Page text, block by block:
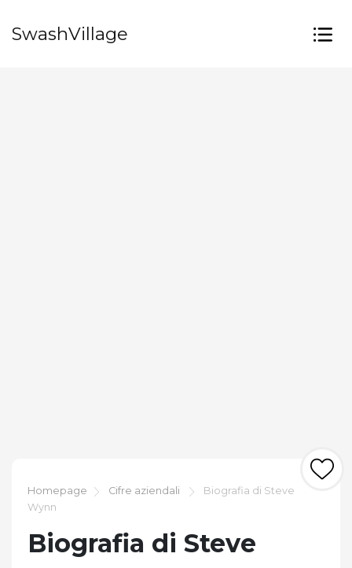
SwashVillage
Homepage Cifre aziendali
Biografia di Steve
Wynn
Biografia di Steve